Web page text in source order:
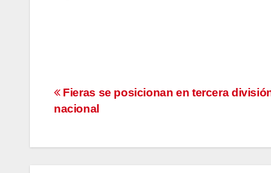
Navegación
entradas
Fieras se posicionan en tercera
nacional